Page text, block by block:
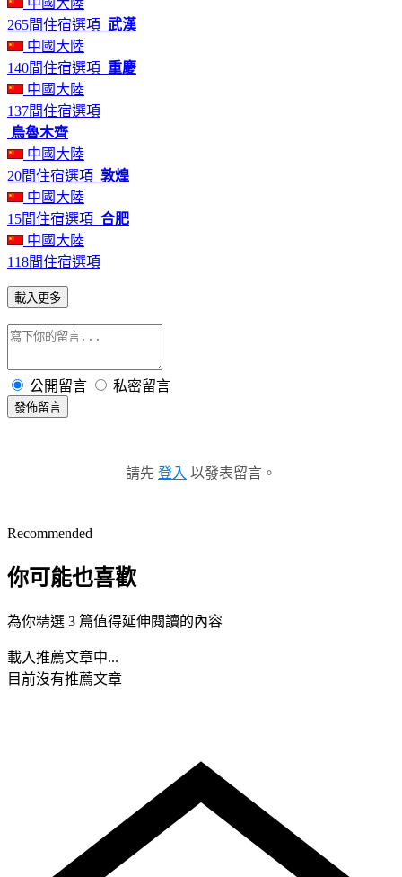
265間住宿選項 武漢
中國大陸
140間住宿選項 重慶
中國大陸
137間住宿選項
烏魯木齊
中國大陸
20間住宿選項 敦煌
中國大陸
15間住宿選項 合肥
中國大陸
118間住宿選項
載入更多
公開留言 私密留言
發佈留言
請先 登入 以發表留言。
Recommended
你可能也喜歡
為你精選 3 篇值得延伸閱讀的內容
載入推薦文章中...
目前沒有推薦文章